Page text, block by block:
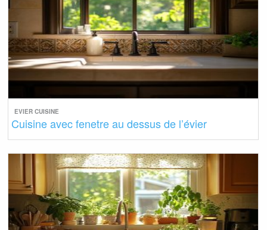
EVIER CUISINE
Cuisine avec fenetre au dessus de l’évier